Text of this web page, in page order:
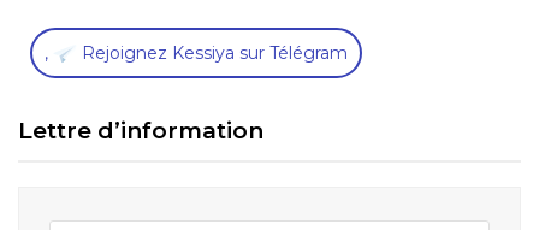
, Rejoignez Kessiya sur Télégram
Lettre d’information